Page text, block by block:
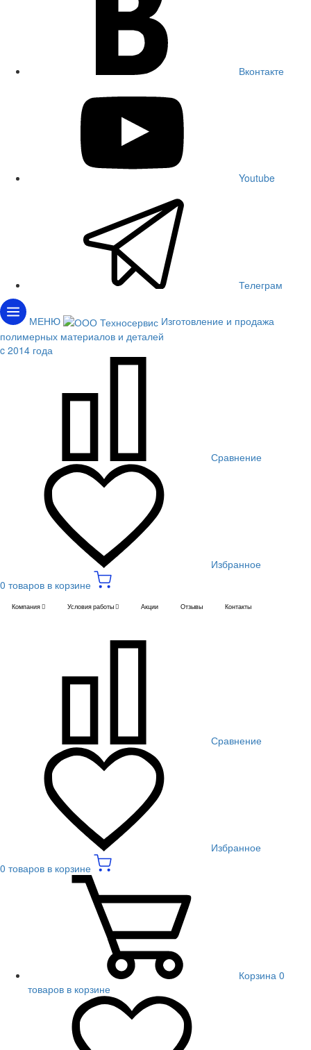
Вконтакте
Youtube
Телеграм
МЕНЮ
Изготовление и продажа
полимерных материалов и деталей
c 2014 года
Сравнение
Избранное
0 товаров в корзине
Компания Условия работы Акции Отзывы Контакты
Сравнение
Избранное
0 товаров в корзине
Корзина 0
товаров в корзине